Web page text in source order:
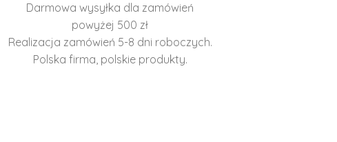
Darmowa wysyłka dla zamówień
powyżej 500 zł
Realizacja zamówień 5-8 dni roboczych.
Polska firma, polskie produkty.